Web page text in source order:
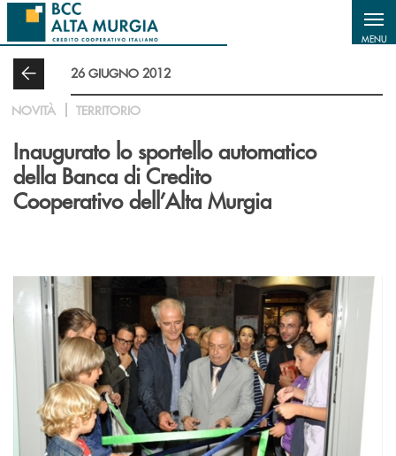
Salta al contenuto principale
MENU
26 GIUGNO 2012
NOVITÀ TERRITORIO
Inaugurato lo sportello automatico
della Banca di Credito
Cooperativo dell’Alta Murgia